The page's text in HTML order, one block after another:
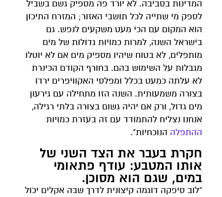
המדינות בסביבה. לא יורד פה מספיק גשם בשביל
לספק מי שתייה לכל תושבי האזור; המזרח התיכון
הוא המקום עם הכי מעט משקעים לנפש. גם
בישראל השנה, למרות כמויות גדולות של מים
מותפלים, לא בטוח שיהיו מספיק מים אם לא יוטלו
מגבלות על השימוש בהם. בחורף הקודם הכינרת
לא עלתה כמעט בכלל ומפלסי האקוויפרים ירדו
בצורה משמעותית. השנה הזו מתחילה עם גירעון
מים גדול, ורק אם יהיה גשום בצורה בלתי רגילה,
אנחנו נצליח להתמודד עם זה בעזרת כמויות
ההתפלה הנוכחיות".
חקרת בעבר את הצד השני של
אותו המטבע: עודף פתאומי
במים, שגם הוא מסוכן.
"לוב סיפקה דוגמה קיצונית לדרך שבה אקלים יכול